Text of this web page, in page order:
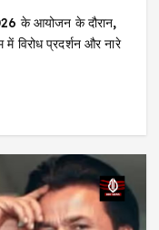
के आयोजन के दौरान,
विरोध प्रदर्शन और नारे